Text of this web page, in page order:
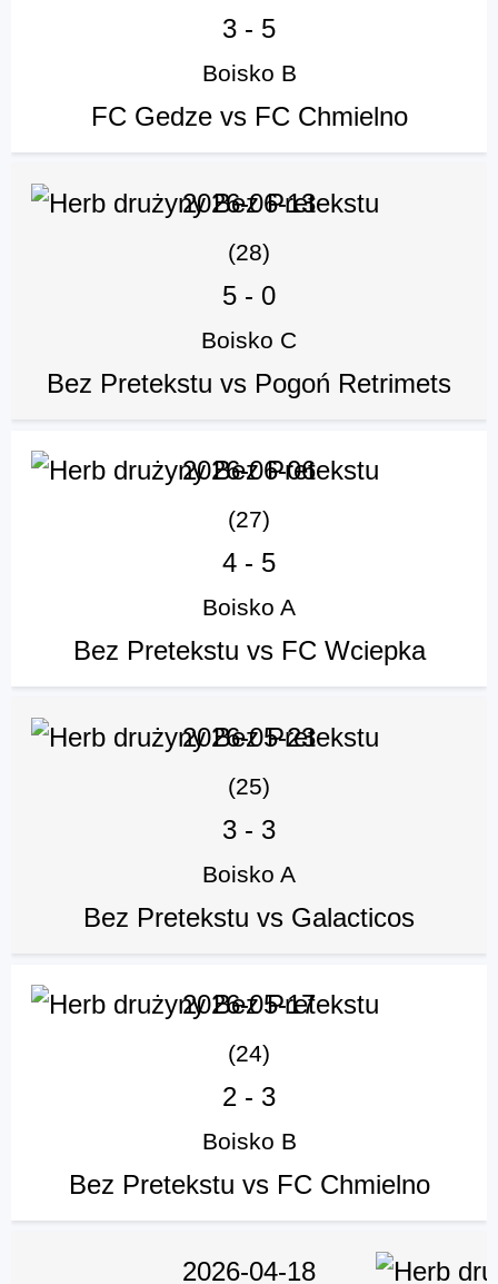
3 - 5
Boisko B
FC Gedze vs FC Chmielno
2026-06-13
(28)
5 - 0
Boisko C
Bez Pretekstu vs Pogoń Retrimets
2026-06-06
(27)
4 - 5
Boisko A
Bez Pretekstu vs FC Wciepka
2026-05-23
(25)
3 - 3
Boisko A
Bez Pretekstu vs Galacticos
2026-05-17
(24)
2 - 3
Boisko B
Bez Pretekstu vs FC Chmielno
2026-04-18